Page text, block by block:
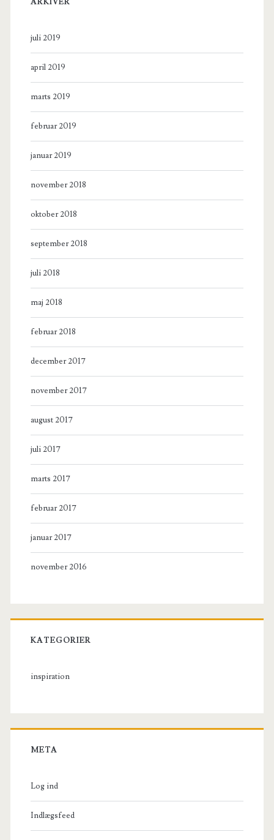
juli 2019
april 2019
marts 2019
februar 2019
januar 2019
november 2018
oktober 2018
september 2018
juli 2018
maj 2018
februar 2018
december 2017
november 2017
august 2017
juli 2017
marts 2017
februar 2017
januar 2017
november 2016
KATEGORIER
inspiration
META
Log ind
Indlægsfeed